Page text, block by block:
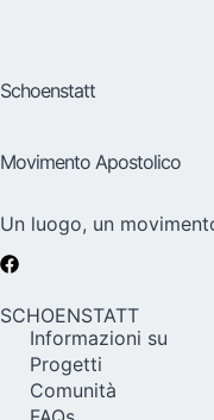
Schoenstatt
Movimento Apostolico
Un luogo, un
SCHOENSTATT
Informazioni su
Progetti
Comunità